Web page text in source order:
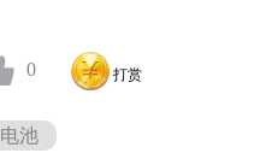
0 打赏
池